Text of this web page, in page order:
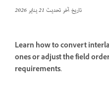
تاريخ آخر تحديث21 يناير 2026
Learn how to convert
ones or adjust the field
requirements.